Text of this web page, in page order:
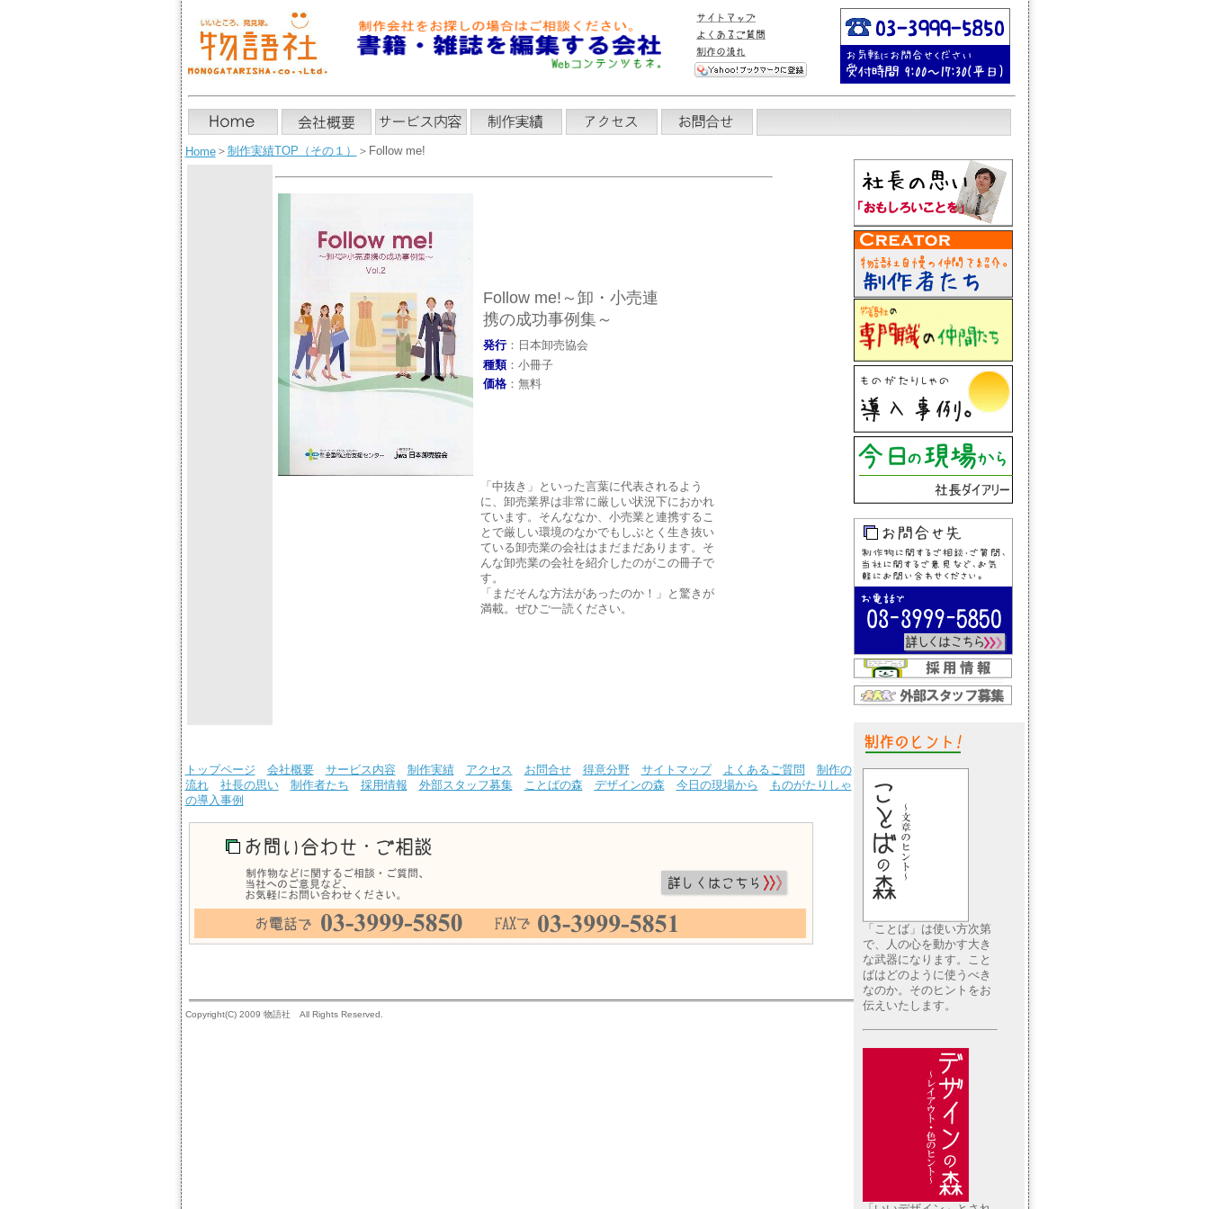
Home＞ 制作実績TOP（その１） ＞Follow me!
Follow me!～卸・小売連
携の成功事例集～
発行：日本卸売協会
種類：小冊子
価格：無料
「中抜き」といった言葉に代表されるよう
に、卸売業界は非常に厳しい状況下におかれ
ています。そんななか、小売業と連携するこ
とで厳しい環境のなかでもしぶとく生き抜い
ている卸売業の会社はまだまだあります。そ
んな卸売業の会社を紹介したのがこの冊子で
す。
「まだそんな方法があったのか！」と驚きが
満載。ぜひご一読ください。
トップページ 会社概要 サービス内容 制作実績 アクセス お問合せ 得意分野 サイトマップ よくあるご質問
制作の
流れ
社長の思い 制作者たち 採用情報 外部スタッフ募集 ことばの森 デザインの森 今日の現場から
ものがたりしゃ
の導入事例
Copyright(C) 2009 物語社 All Rights Reserved.
「ことば」は使い方次第
で、人の心を動かす大き
な武器になります。こと
ばはどのように使うべき
なのか。そのヒントをお
伝えいたします。